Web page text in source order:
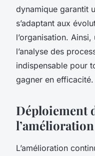
dynamique garantit
s’adaptant aux
l’organisation.
l’analyse des
indispensable pour
gagner en efficacité.
Déploiement
L’amélioration